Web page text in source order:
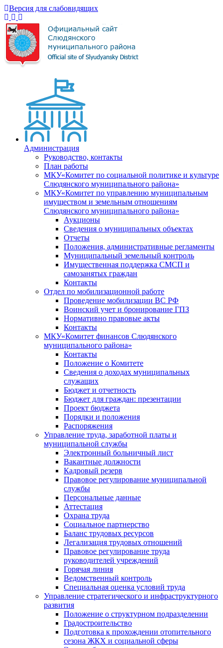
Версия для слабовидящих
Администрация
Руководство, контакты
План работы
МКУ«Комитет по социальной политике и культуре
Слюдянского муниципального района»
МКУ«Комитет по управлению муниципальным
имуществом и земельным отношениям
Слюдянского муниципального района»
Аукционы
Сведения о муниципальных объектах
Отчеты
Положения, административные регламенты
Муниципальный земельный контроль
Имущественная поддержка СМСП и
самозанятых граждан
Контакты
Отдел по мобилизационной работе
Проведение мобилизации ВС РФ
Воинский учет и бронирование ГПЗ
Нормативно правовые акты
Контакты
МКУ«Комитет финансов Слюдянского
муниципального района»
Контакты
Положение о Комитете
Сведения о доходах муниципальных
служащих
Бюджет и отчетность
Бюджет для граждан: презентации
Проект бюджета
Порядки и положения
Распоряжения
Управление труда, заработной платы и
муниципальной службы
Электронный больничный лист
Вакантные должности
Кадровый резерв
Правовое регулирование муниципальной
службы
Персональные данные
Аттестация
Охрана труда
Социальное партнерство
Баланс трудовых ресурсов
Легализация трудовых отношений
Правовое регулирование труда
руководителей учреждений
Горячая линия
Ведомственный контроль
Специальная оценка условий труда
Управление стратегического и инфраструктурного
развития
Положение о структурном подразделении
Градостроительство
Подготовка к прохождении отопительного
сезона ЖКХ и социальной сферы